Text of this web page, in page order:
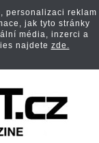
personalizaci reklam
jak tyto stránky
média, inzerci a
najdete zde.